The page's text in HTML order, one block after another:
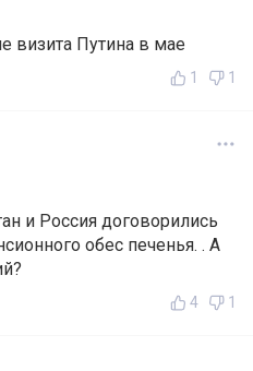
визита Путина в мае
1 1
и Россия договорились
обес печенья. . А
4 1